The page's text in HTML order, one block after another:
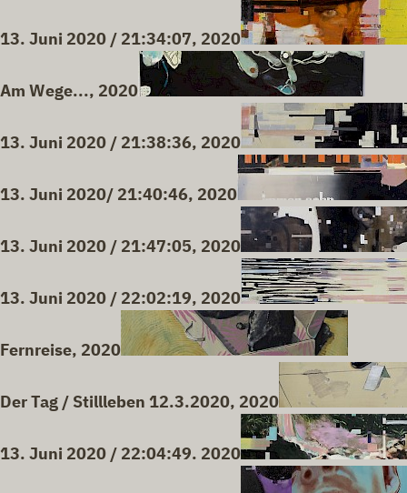
13. Juni 2020 / 21:34:07, 2020
Am Wege..., 2020
13. Juni 2020 / 21:38:36, 2020
13. Juni 2020/ 21:40:46, 2020
13. Juni 2020 / 21:47:05, 2020
13. Juni 2020 / 22:02:19, 2020
Fernreise, 2020
Der Tag / Stillleben 12.3.2020, 2020
13. Juni 2020 / 22:04:49. 2020